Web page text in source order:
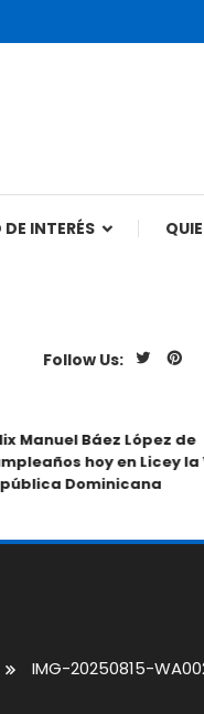
INTERÉS
Follow Us:
Báez López de
hoy en Licey la
Dominicana
IMG-20250815-